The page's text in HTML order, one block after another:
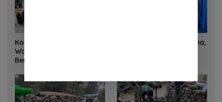
Korem 132/Tadulako dan
Warga Gotong Royong
Bersihkan Gedung Juang
Sinergi Kementrans-Aruna,